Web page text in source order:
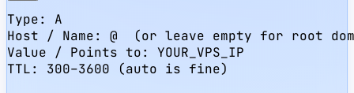
Type: A
Host / Name: @  (or leave empty for root
Value / Points to: YOUR_VPS_IP
TTL: 300–3600 (auto is fine)